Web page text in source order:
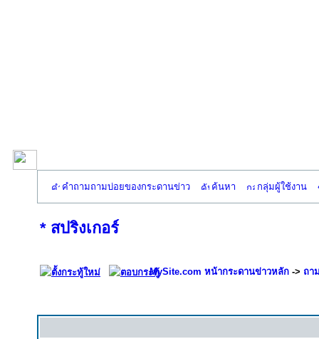
คำถามถามบ่อยของกระดานข่าว ค้นหา กลุ่มผู้ใช้งาน
* สปริงเกอร์
MySite.com หน้ากระดานข่าวหลัก -> ถา